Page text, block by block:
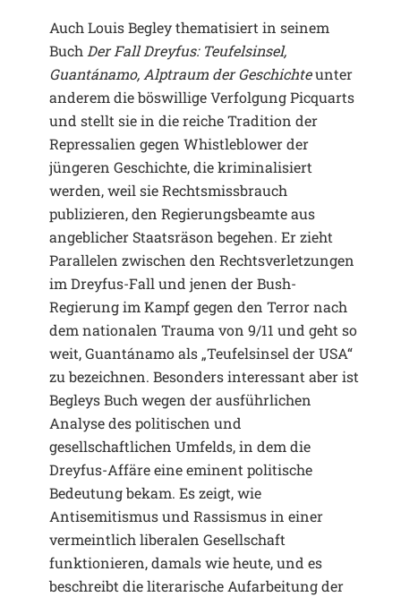
Auch Louis Begley thematisiert in seinem
Buch Der Fall Dreyfus: Teufelsinsel,
Guantánamo, Alptraum der Geschichteunter
anderem die böswillige Verfolgung Picquarts
und stellt sie in die reiche Tradition der
Repressalien gegen Whistleblower der
jüngeren Geschichte, die kriminalisiert
werden, weil sie Rechtsmissbrauch
publizieren, den Regierungsbeamte aus
angeblicher Staatsräson begehen. Er zieht
Parallelen zwischen den Rechtsverletzungen
im Dreyfus-Fall und jenen der Bush-
Regierung im Kampf gegen den Terror nach
dem nationalen Trauma von 9/11 und geht so
weit, Guantánamo als „Teufelsinsel der USA“
zu bezeichnen. Besonders interessant aber ist
Begleys Buch wegen der ausführlichen
Analyse des politischen und
gesellschaftlichen Umfelds, in dem die
Dreyfus-Affäre eine eminent politische
Bedeutung bekam. Es zeigt, wie
Antisemitismus und Rassismus in einer
vermeintlich liberalen Gesellschaft
funktionieren, damals wie heute, und es
beschreibt die literarische Aufarbeitung der